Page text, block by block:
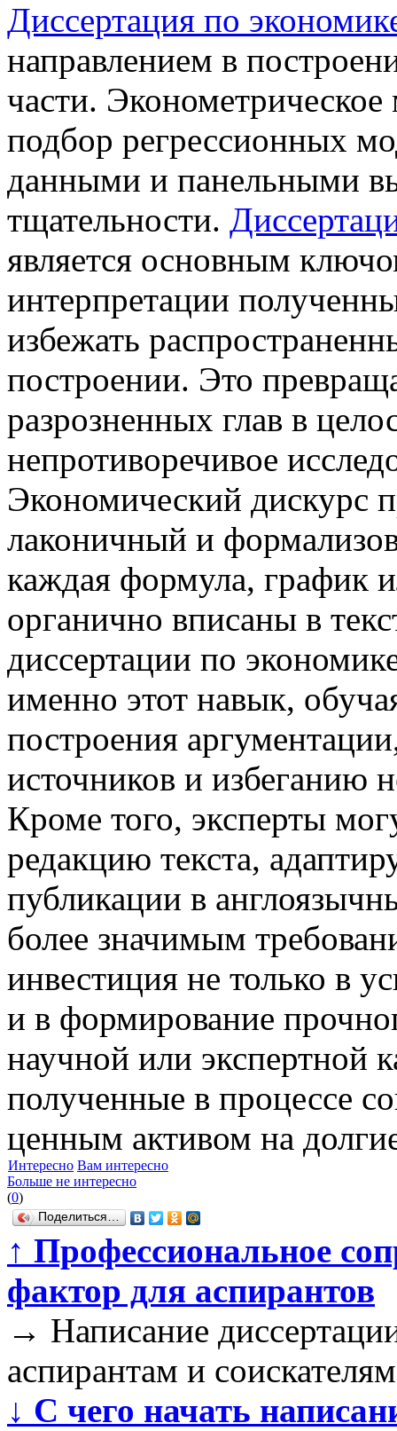
Диссертация по
направлением в
части.
подбор регрессионных
данными и панельными
тщательности.
является основным
интерпретации
избежать
построении. Это
разрозненных глав в
непротиворечивое
Экономический дискурс
лаконичный и
каждая формула, график
органично вписаны в
диссертации по
именно этот навык,
построения
источников и избеганию
Кроме того, эксперты
редакцию текста,
публикации в
более значимым
инвестиция не только в
и в формирование
научной или экспертной
полученные в процессе
ценным активом на
Интересно Вам интересно
Больше не интересно
(0)
Поделиться…
↑ Профессиональное
фактор для аспирантов
→ Написание
аспирантам и соискателям
↓ С чего начать